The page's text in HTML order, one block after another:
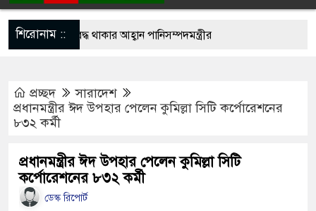
শিরোনাম ::
সবাইকে ঐক্যবদ্ধ থাকার আহ্বান পানিসম্পদমন্ত্রীর
ব্যবহার করতে চায় ভারত: রাশেদ প্রধান
ক্যাসিনো মাস্টারমাইন্ড ওয়াসিম হালদার গ্রেপ্তার
‘জঙ্গিবাদের ন্যারেটিভ’ পুরনো রাজনীতি : পররাষ্ট্র
প্রচ্ছদ
সারাদেশ
প্রধানমন্ত্রীর ঈদ উপহার পেলেন কুমিল্লা সিটি কর্পোরেশনের
৮৩২ কর্মী
প্রধানমন্ত্রীর ঈদ উপহার পেলেন কুমিল্লা সিটি
কর্পোরেশনের ৮৩২ কর্মী
ডেস্ক রিপোর্ট